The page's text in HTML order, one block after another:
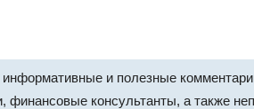
и полезные
финансовые консультанты, а также